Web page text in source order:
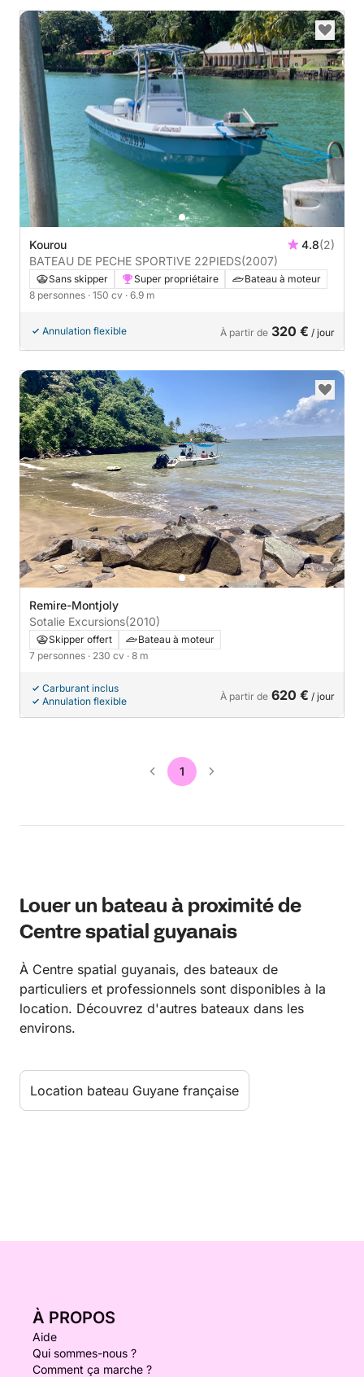
Kourou 4.8(2)
BATEAU DE PECHE SPORTIVE 22PIEDS(2007)
Sans skipper Super propriétaire
Bateau à moteur
8 personnes · 150 cv · 6.9 m
Annulation flexible À partir de 320 € / jour
Remire-Montjoly
Sotalie Excursions(2010)
Skipper offert
Bateau à moteur
7 personnes · 230 cv · 8 m
Carburant inclus
Annulation flexible
À partir de 620 € / jour
1
Louer un bateau à proximité de
Centre spatial guyanais
À Centre spatial guyanais, des bateaux de
particuliers et professionnels sont disponibles à la
location. Découvrez d'autres bateaux dans les
environs.
Location bateau Guyane française
À PROPOS
Aide
Qui sommes-nous ?
Comment ça marche ?